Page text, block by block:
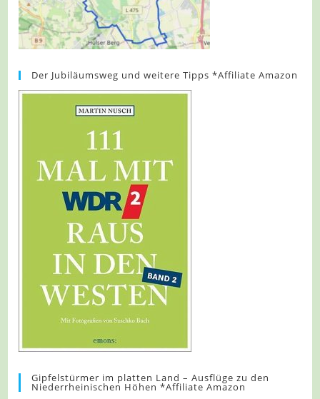
Der Jubiläumsweg und weitere Tipps *Affiliate Amazon
Gipfelstürmer im platten Land – Ausflüge zu den
Niederrheinischen Höhen *Affiliate Amazon